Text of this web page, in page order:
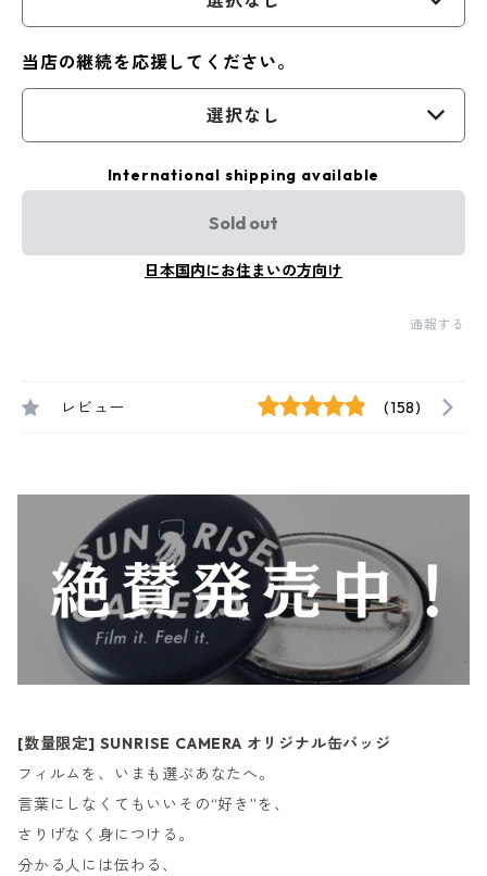
当店の継続を応援してください。
選択なし
International shipping available
Sold out
日本国内にお住まいの方向け
通報する
レビュー (158)
[数量限定] SUNRISE CAMERA オリジナル缶バッジ
フィルムを、いまも選ぶあなたへ。
言葉にしなくてもいいその“好き”を、
さりげなく身につける。
分かる人には伝わる、